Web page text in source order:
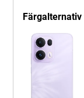
Färgalternativ